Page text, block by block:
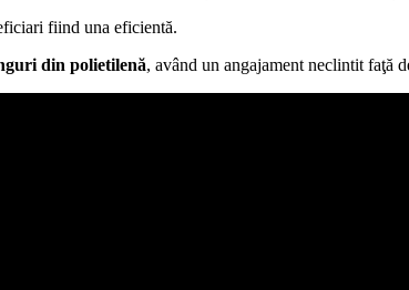
fiind una eficientă.
din polietilenă, având un angajament neclintit faţă